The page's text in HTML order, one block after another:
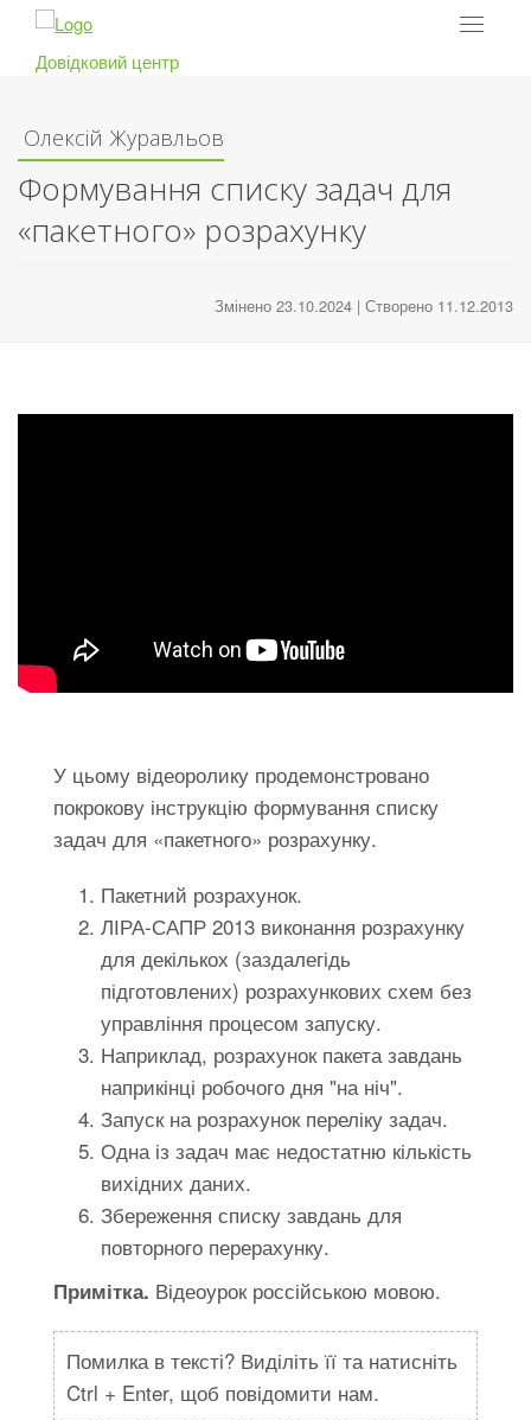
Toggle
Довідковий центр
Олексій Журавльов
Формування списку задач для
«пакетного» розрахунку
Змінено 23.10.2024 | Створено 11.12.2013
У цьому відеоролику продемонстровано
покрокову інструкцію формування списку
задач для «пакетного» розрахунку.
Пакетний розрахунок.
ЛІРА-САПР 2013 виконання розрахунку
для декількох (заздалегідь
підготовлених) розрахункових схем без
управління процесом запуску.
Наприклад, розрахунок пакета завдань
наприкінці робочого дня "на ніч".
Запуск на розрахунок переліку задач.
Одна із задач має недостатню кількість
вихідних даних.
Збереження списку завдань для
повторного перерахунку.
Примітка. Відеоурок россійською мовою.
Помилка в тексті? Виділіть її та натисніть
Ctrl + Enter, щоб повідомити нам.